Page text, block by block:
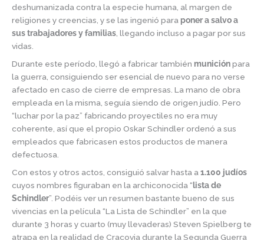
deshumanizada contra la especie humana, al margen de
religiones y creencias, y se las ingenió para poner a salvo a
sus trabajadores y familias , llegando incluso a pagar por sus
vidas.
Durante este período, llegó a fabricar también municiónpara
la guerra, consiguiendo ser esencial de nuevo para no verse
afectado en caso de cierre de empresas. La mano de obra
empleada en la misma, seguía siendo de origen judío. Pero
“luchar por la paz” fabricando proyectiles no era muy
coherente, así que el propio Oskar Schindler ordenó a sus
empleados que fabricasen estos productos de manera
defectuosa.
Con estos y otros actos, consiguió salvar hasta a 1.100 judíos
cuyos nombres figuraban en la archiconocida “lista de
Schindler”. Podéis ver un resumen bastante bueno de sus
vivencias en la película “La Lista de Schindler” en la que
durante 3 horas y cuarto (muy llevaderas) Steven Spielberg te
atrapa en la realidad de Cracovia durante la Segunda Guerra